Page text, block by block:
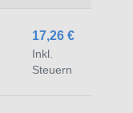
17,26 €
Inkl.
Steuern